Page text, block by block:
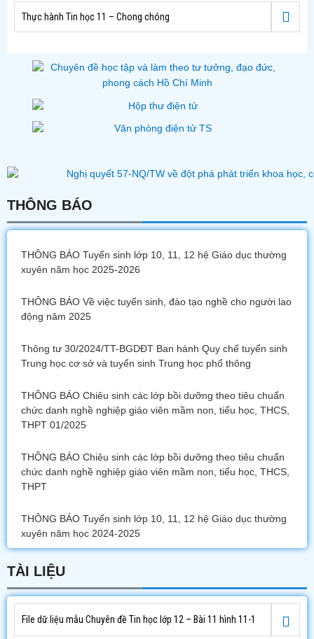
Thực hành Tin học 11 – Chong chóng
THÔNG BÁO
THÔNG BÁO Tuyển sinh lớp 10, 11, 12 hệ Giáo dục thường
xuyên năm học 2025-2026
THÔNG BÁO Về việc tuyển sinh, đào tạo nghề cho người lao
động năm 2025
Thông tư 30/2024/TT-BGDĐT Ban hành Quy chế tuyển sinh
Trung học cơ sở và tuyển sinh Trung học phổ thông
THÔNG BÁO Chiêu sinh các lớp bồi dưỡng theo tiêu chuẩn
chức danh nghề nghiệp giáo viên mầm non, tiểu học, THCS,
THPT 01/2025
THÔNG BÁO Chiêu sinh các lớp bồi dưỡng theo tiêu chuẩn
chức danh nghề nghiệp giáo viên mầm non, tiểu học, THCS,
THPT
THÔNG BÁO Tuyển sinh lớp 10, 11, 12 hệ Giáo dục thường
xuyên năm học 2024-2025
TÀI LIỆU
File dữ liệu mẫu Chuyên đề Tin học lớp 12 – Bài 11 hình 11-1